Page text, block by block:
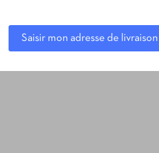
Saisir mon adresse de livraison